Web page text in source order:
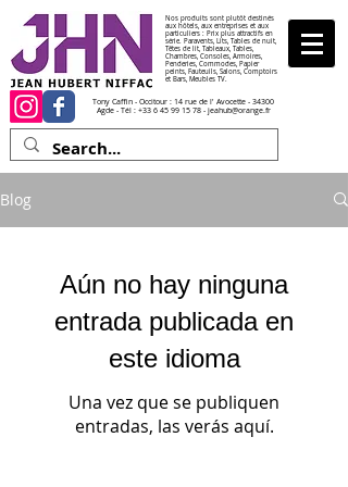
Nos produits sont plutôt destinés
aux hôtels, aux entreprises et aux
particuliers : Prix plus attractifs en
série. Paravents, Lits, Tables de nuit,
Têtes de lit, Tableaux, Tables,
Chambres, Consoles, Armoires,
Penderies, Commodes, Papier
peints, Fauteuils, Salons, Comptoirs
et Bars, Meubles TV.
Tony Caffin - Occitour : 14 rue de l' Avocette - 34300
Agde - Tél : +33 6 45 99 15 78- jeahub@orange.fr
Blog
Aún no hay ninguna
entrada publicada en
este idioma
Una vez que se publiquen
entradas, las verás aquí.